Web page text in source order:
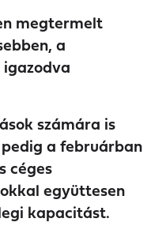
megtermelt
a
számára is
a februárban
céges
együttesen
kapacitást.